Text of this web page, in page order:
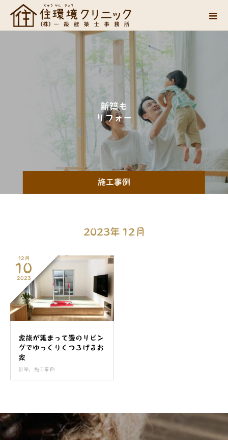
施工事例
新築も
リ
フォ ーム も
2023年 12月
12月
10
2023
家族が集まって畳のリビン
グでゆっくりくつろげるお
家
新築, 施工事例